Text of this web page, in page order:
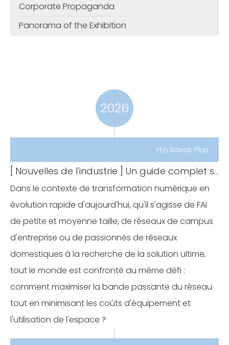
Corporate Propaganda
Panorama of the Exhibition
2026
+En Savoir Plus
[ Nouvelles de l'industrie ] Un guide complet sur le passage direct au stick GPON : création d'une solution de réseau entièrement optique minimaliste et à faible coût
Dans le contexte de transformation numérique en
évolution rapide d'aujourd'hui, qu'il s'agisse de FAI
de petite et moyenne taille, de réseaux de campus
d'entreprise ou de passionnés de réseaux
domestiques à la recherche de la solution ultime,
tout le monde est confronté au même défi :
comment maximiser la bande passante du réseau
tout en minimisant les coûts d'équipement et
l'utilisation de l'espace ?